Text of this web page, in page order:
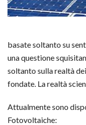
basate soltanto su
una questione
soltanto sulla realtà
fondate. La realtà
Attualmente sono
Fotovoltaiche: